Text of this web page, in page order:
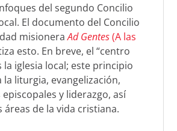
del segundo Concilio
El documento del Concilio
misioneraAd Gentes(A las
esto. En breve, el “centro
la iglesia local; este principio
la liturgia, evangelización,
y liderazgo, así
áreas de la vida cristiana.